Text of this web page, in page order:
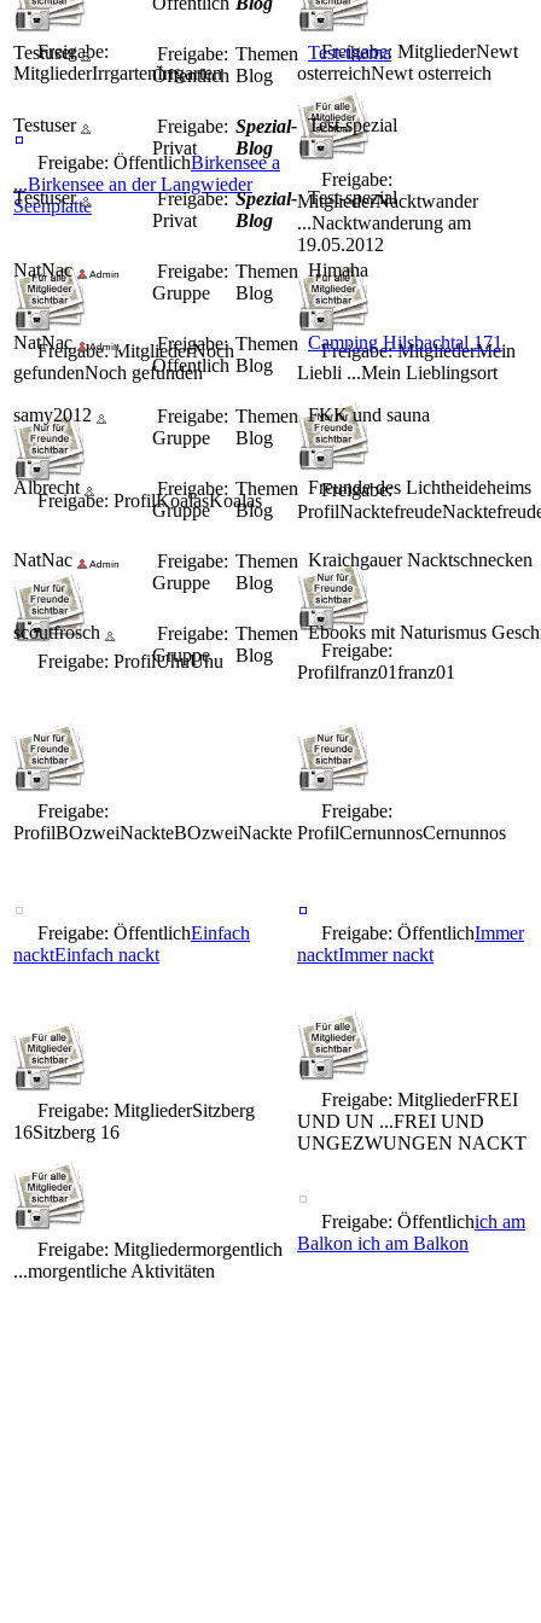
Freigabe:
MitgliederIrrgartenIrrgarten
Freigabe: MitgliederNewt
osterreichNewt osterreich
Freigabe: ÖffentlichBirkensee a
...Birkensee an der Langwieder
Seenplatte
Freigabe:
MitgliederNacktwander
...Nacktwanderung am
19.05.2012
Freigabe: MitgliederNoch
gefundenNoch gefunden
Freigabe: MitgliederMein
Liebli ...Mein Lieblingsort
Freigabe: ProfilKoalasKoalas
Freigabe:
ProfilNacktefreude
Freigabe: ProfilUhuUhu
Freigabe:
Profilfranz01franz01
Freigabe:
ProfilBOzweiNackteBOzweiNackte
Freigabe:
ProfilCernunnosCernunnos
Freigabe: ÖffentlichEinfach
nacktEinfach nackt
Freigabe: ÖffentlichImmer
nacktImmer nackt
Freigabe: MitgliederSitzberg
16Sitzberg 16
Freigabe: MitgliederFREI
UND UN ...FREI UND
UNGEZWUNGEN NACKT
Freigabe: Mitgliedermorgentlich
...morgentliche Aktivitäten
Freigabe: Öffentlichich am
Balkon ich am Balkon
Testuser
Freigabe:
Öffentlich
Themen
Blog
Test-thema
Testuser
Freigabe:
Privat
Spezial-
Blog
Test-spezial
Testuser
Freigabe:
Privat
Spezial-
Blog
Test-spezial
NatNac
Freigabe:
Gruppe
Themen
Blog
Himaha
NatNac
Freigabe:
Öffentlich
Themen
Blog
Camping Hilsbachtal 171
samy2012
Freigabe:
Gruppe
Themen
Blog
FKK und sauna
Albrecht
Freigabe:
Gruppe
Themen
Blog
Freunde des Lichtheideheims
NatNac
Freigabe:
Gruppe
Themen
Blog
Kraichgauer Nacktschnecken
scoutfrosch
Freigabe:
Gruppe
Themen
Blog
Ebooks mit Naturismus